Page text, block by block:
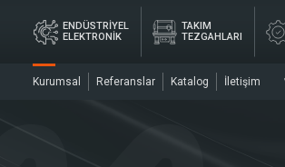
ENDÜSTRİYEL
ELEKTRONİK
TAKIM
TEZGAHLARI
Kurumsal Referanslar Katalog İletişim
×